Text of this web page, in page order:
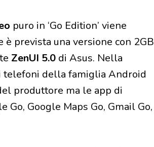
puro in ‘Go Edition’ viene
prevista una versione con 2GB
ZenUI 5.0 di Asus. Nella
telefoni della famiglia Android
produttore ma le app di
Google Maps Go, Gmail Go,